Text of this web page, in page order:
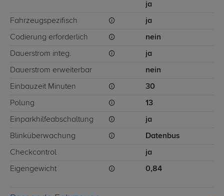
ja
Fahrzeugspezifisch ja
Codierung erforderlich nein
Dauerstrom integ. ja
Dauerstrom erweiterbar nein
Einbauzeit Minuten 30
Polung 13
Einparkhilfeabschaltung ja
Blinküberwachung Datenbus
Checkcontrol ja
Eigengewicht 0,84